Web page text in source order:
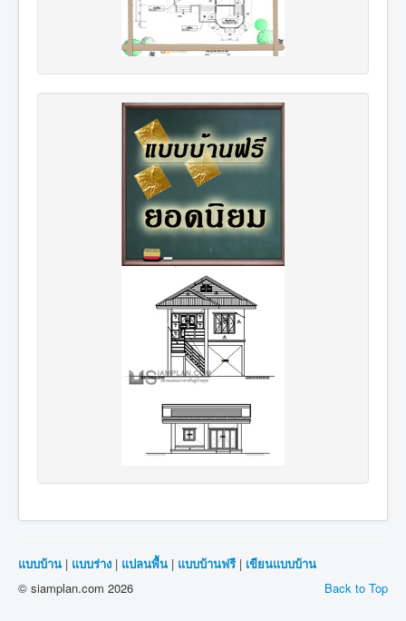
แบบบ้าน | แบบร่าง | แปลนพื้น | แบบบ้านฟรี | เขียนแบบบ้าน
Back to Top
© siamplan.com 2026